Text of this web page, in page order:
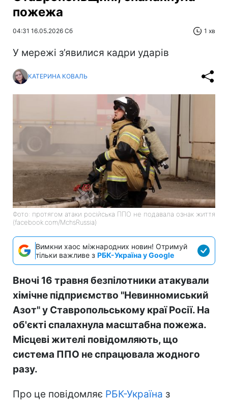
пожежа
04:31 16.05.2026 Сб 1 хв
У мережі з’явилися кадри ударів
КАТЕРИНА КОВАЛЬ
Фото: протягом атаки російська ППО не подавала ознак життя
(facebook.com/MchsRussia)
Вимкни хаос міжнародних новин! Отримуй
тільки важливе з РБК-Україна у Google
Вночі 16 травня безпілотники атакували
хімічне підприємство "Невинномиський
Азот" у Ставропольському краї Росії. На
об'єкті спалахнула масштабна пожежа.
Місцеві жителі повідомляють, що
система ППО не спрацювала жодного
разу.
Про це повідомляє РБК-Україна з